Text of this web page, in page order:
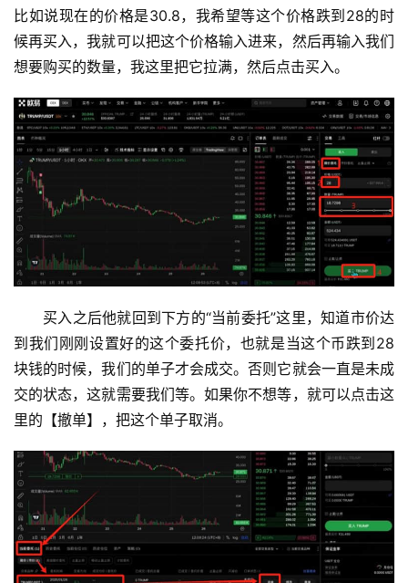
比如说现在的价格是30.8，我希望等这个价格跌到28的时
候再买入，我就可以把这个价格输入进来，然后再输入我们
想要购买的数量，我这里把它拉满，然后点击买入。
买入之后他就回到下方的“当前委托”这里，知道市价达
到我们刚刚设置好的这个委托价，也就是当这个币跌到28
块钱的时候，我们的单子才会成交。否则它就会一直是未成
交的状态，这就需要我们等。如果你不想等，就可以点击这
里的【撤单】，把这个单子取消。